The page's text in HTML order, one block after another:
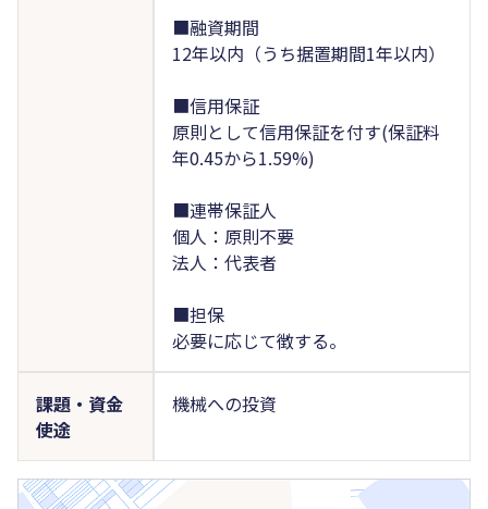
■融資期間
12年以内（うち据置期間1年以内）
■信用保証
原則として信用保証を付す(保証料
年0.45から1.59%)
■連帯保証人
個人：原則不要
法人：代表者
■担保
必要に応じて徴する。
課題・資金
使途
機械への投資